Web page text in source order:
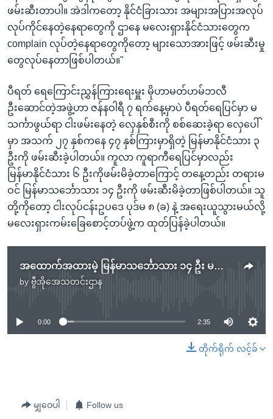
ဖမ်းဆီးတာပါ။ အဲဒါကတော့ နိုင်ငံခြားသား အများအပြားအလုပ်
လုပ်ကိုင်နေတဲ့နေရာတွေကို ဌာနေ မလေးရှားနိုင်ငံသားတွေက
complain လုပ်တဲ့နေရာတွေကိုတော့ များသောအားဖြင့် ဖမ်းဆီးမှု
တွေလုပ်နေတာဖြစ်ပါတယ်။"
ပီရတ် ရေကြောင်းညွှန်ကြားရေးမှူး မိုဟာမတ်ဟမ်ဘလီ
ဦးဆောင်တဲ့အဖွဲ့ဟာ ဇန်နဝါရီ ၇ ရက်နေ့မှာပဲ ပီရတ်ရေပြင်မှာ မ
သင်္ကာဖွယ်ရာ ငါးဖမ်းနေတဲ့ လှေနှစ်စီးကို စစ်ဆေးခဲ့ရာ လှေပေါ်
မှာ အသက် ၂၇ နှစ်ကနေ ၄၇ နှစ်ကြားမှာရှိတဲ့ မြန်မာနိုင်ငံသား ၃
ဦးကို‌ ဖမ်းဆီးခဲ့ပါတယ်။ ကူလာ ကူရာကီရေပြင်မှာလည်း
မြန်မာနိုင်ငံသား ၆ ဦးကိုဖမ်းမိခဲ့တာကြောင့် တနေ့တည်း တရားမ
ဝင် မြန်မာသင်္ဘောသား ၁၄ ဦးကို ဖမ်းဆီးမိခဲ့တာဖြစ်ပါတယ်။ သူ
တို့ကိုတော့ ငါးလုပ်ငန်းဥ‌ပဒေ ပုဒ်မ ၈ (ခ) နဲ့ အရေးယူသွားမယ်လို့
မလေးရှားကမ်းခြေစောင့်တပ်ဖွဲ့က ထုတ်ပြန်ခဲ့ပါတယ်။
အထောက်အထားမဲ့ မြန်မာသင်္ဘောသား ၁၄ ဦး မလေးရှားဖမ်းဆီး
by ဗွီအိုအေသတင်းဌာန
No media source currently available
0:00 2:35
တိုက်ရိုက် လင့်ခ်
မျှဝေပါ Follow us